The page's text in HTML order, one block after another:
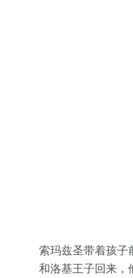
索玛兹圣带着孩子
和洛基王子回来，